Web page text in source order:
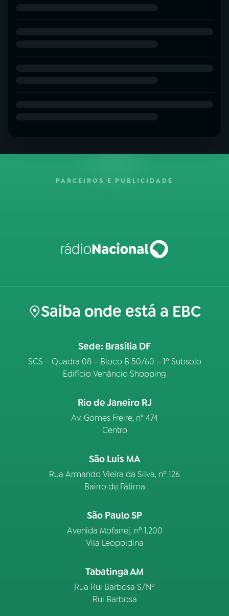
PARCEIROS E PUBLICIDADE
Saiba onde está a EBC
Sede: Brasília DF
SCS – Quadra 08 – Bloco B 50/60 – 1º Subsolo
Edifício Venâncio Shopping
Rio de Janeiro RJ
Av. Gomes Freire, n° 474
Centro
São Luís MA
Rua Armando Vieira da Silva, nº 126
Bairro de Fátima
São Paulo SP
Avenida Mofarrej, nº 1.200
Vila Leopoldina
Tabatinga AM
Rua Rui Barbosa S/Nº
Rui Barbosa